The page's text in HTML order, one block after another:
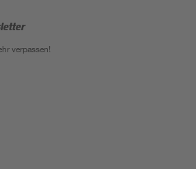
verpassen!